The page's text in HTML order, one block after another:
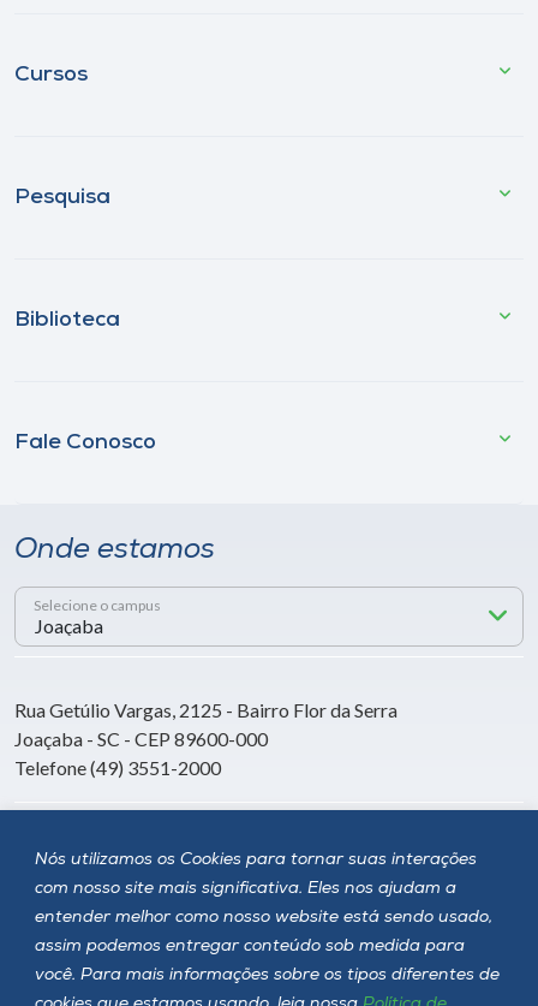
Nós utilizamos os Cookies para tornar suas interações
com nosso site mais significativa. Eles nos ajudam a
entender melhor como nosso website está sendo usado,
assim podemos entregar conteúdo sob medida para
você. Para mais informações sobre os tipos diferentes de
Cursos
Pesquisa
Biblioteca
Fale Conosco
Onde estamos
Selecione o campus
Rua Getúlio Vargas, 2125 - Bairro Flor da Serra
Joaçaba - SC - CEP 89600-000
Telefone (49) 3551-2000
Siga a Unoesc